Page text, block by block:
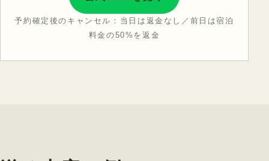
予約確定後のキャンセル：当日は返金なし／前日は宿泊
料金の50%を返金